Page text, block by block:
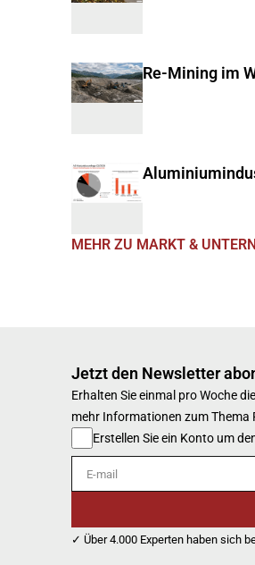
Re-Mining im
MEHR ZU MARKT &
Jetzt den Newsletter
Erhalten Sie einmal pro Woche
mehr Informationen zum
Erstellen Sie ein Konto um
E-mail
✓ Über 4.000 Experten haben sich